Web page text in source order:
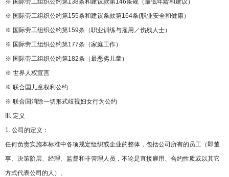
※ 国际劳工组织公约第138条和建议款第146条规（最低年龄和建议）
※ 国际劳工组织公约第155条和建议条款第164条(职业安全和健康）
※ 国际劳工组织公约第159条（职业训练与雇用／伤残人士）
※ 国际劳工组织公约第177条（家庭工作）
※ 国际劳工组织公约第182条（最恶劣儿童）
※ 世界人权宣言
※ 联合国儿童权利公约
※ 联合国消除一切形式歧视妇女行为公约
III. 定义
1. 公司的定义：
任何负责实施本标准中各项规定组织或企业的整体，包括公司所有的员工（即董
事、决策阶层、经理、监督和非管理人员，不论是直接雇用、合约性质或以其它
方式代表公司的人）。